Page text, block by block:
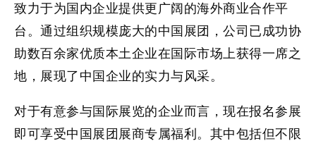
致力于为国内企业提供更广阔的海外商业合作平
台。通过组织规模庞大的中国展团，公司已成功协
助数百余家优质本土企业在国际市场上获得一席之
地，展现了中国企业的实力与风采。
对于有意参与国际展览的企业而言，现在报名参展
即可享受中国展团展商专属福利 。其中包括但不限